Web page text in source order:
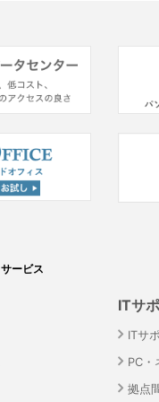
サービス
ITサ
ITサ
PC・
拠点